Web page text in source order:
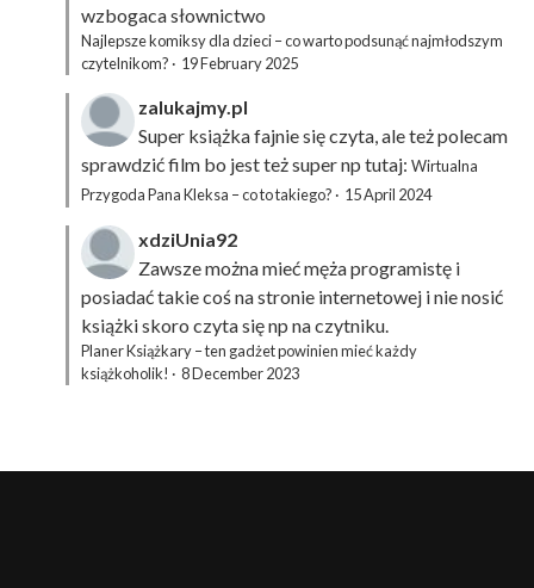
wzbogaca słownictwo
Najlepsze komiksy dla dzieci – co warto podsunąć najmłodszym
czytelnikom? · 19 February 2025
zalukajmy.pl
Super książka fajnie się czyta, ale też polecam
sprawdzić film bo jest też super np tutaj: Wirtualna
Przygoda Pana Kleksa – co to takiego? · 15 April 2024
xdziUnia92
Zawsze można mieć męża programistę i
posiadać takie coś na stronie internetowej i nie nosić
książki skoro czyta się np na czytniku.
Planer Książkary – ten gadżet powinien mieć każdy
książkoholik! · 8 December 2023